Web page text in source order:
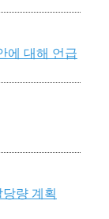
에 대해 언급
량 계획